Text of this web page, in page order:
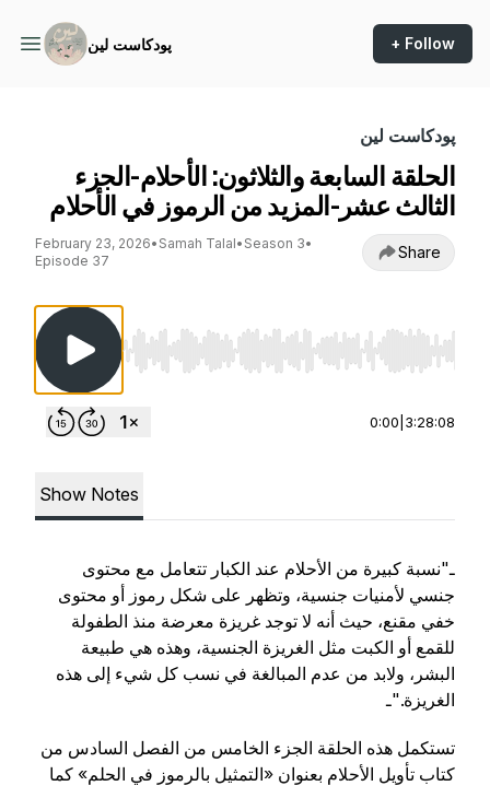
پودكاست لين + Follow
پودكاست لين
الحلقة السابعة والثلاثون: الأحلام-الجزء
الثالث عشر-المزيد من الرموز في الأحلام
February 23, 2026• Samah Talal• Season 3•
Episode 37
Share
Use Left/Right to seek, Home/End to jump to
0:00 3:28:08
Show Notes
ـ"نسبة كبيرة من الأحلام عند الكبار تتعامل مع محتوى
جنسي لأمنيات جنسية، وتظهر على شكل رموز أو محتوى
خفي مقنع، حيث أنه لا توجد غريزة معرضة منذ الطفولة
للقمع أو الكبت مثل الغريزة الجنسية، وهذه هي طبيعة
البشر، ولابد من عدم المبالغة في نسب كل شيء إلى هذه
الغريزة."ـ
تستكمل هذه الحلقة الجزء الخامس من الفصل السادس من
كتاب تأويل الأحلام بعنوان «التمثيل بالرموز في الحلم» كما